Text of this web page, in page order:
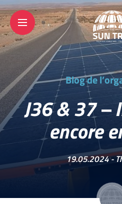
Blog de
J36 & 37 –
encore
19.05.2024 -